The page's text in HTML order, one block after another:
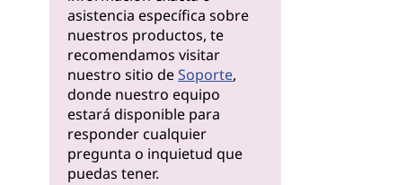
asistencia específica sobre
nuestros productos, te
recomendamos visitar
nuestro sitio deSoporte,
donde nuestro equipo
estará disponible para
responder cualquier
pregunta o inquietud que
puedas tener.